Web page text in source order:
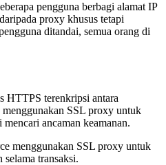
pengguna berbagi alamat IP
proxy khusus tetapi
ditandai, semua orang di
HTTPS terenkripsi antara
SSL proxy untuk
ancaman keamanan.
menggunakan SSL proxy untuk
selama transaksi.